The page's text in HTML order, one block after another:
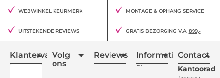
WEBWINKEL KEURMERK MONTAGE & OPHANG SERVICE
UITSTEKENDE REVIEWS GRATIS BEZORGING V.A. 899,-
Klantervaring
Volg
ons
Reviews Informatie
Blogs
Contact